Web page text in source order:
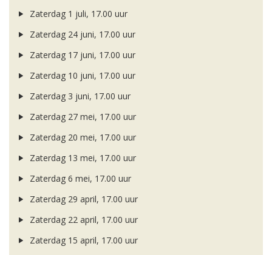
Zaterdag 1 juli, 17.00 uur
Zaterdag 24 juni, 17.00 uur
Zaterdag 17 juni, 17.00 uur
Zaterdag 10 juni, 17.00 uur
Zaterdag 3 juni, 17.00 uur
Zaterdag 27 mei, 17.00 uur
Zaterdag 20 mei, 17.00 uur
Zaterdag 13 mei, 17.00 uur
Zaterdag 6 mei, 17.00 uur
Zaterdag 29 april, 17.00 uur
Zaterdag 22 april, 17.00 uur
Zaterdag 15 april, 17.00 uur